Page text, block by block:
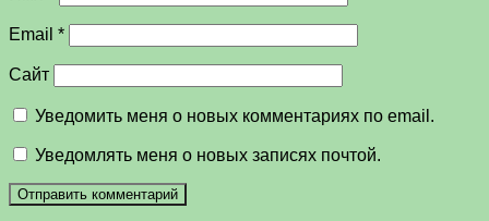
Email *
Сайт
Уведомить меня о новых комментариях по email.
Уведомлять меня о новых записях почтой.